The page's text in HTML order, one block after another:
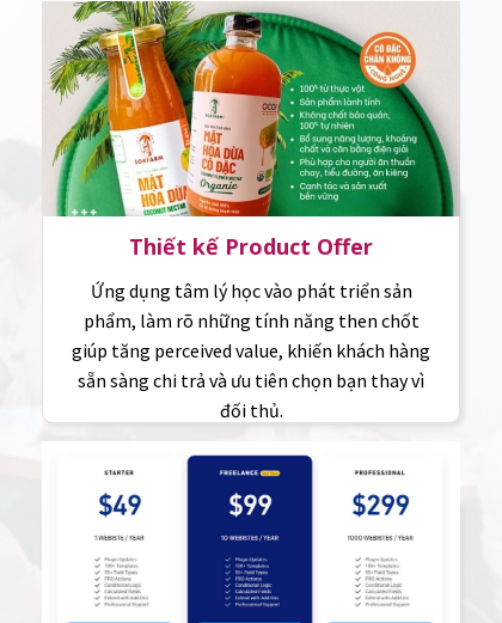
Ứng dụng tâm lý học vào phát triển sản
phẩm, làm rõ những tính năng then chốt
giúp tăng perceived value, khiến khách hàng
sẵn sàng chi trả và ưu tiên chọn bạn thay vì
đối thủ.
Thiết kế Product Offer